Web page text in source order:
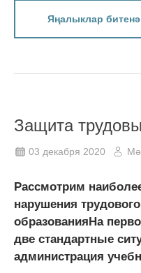
Яңалыклар битенә
Защита
03 декабря 2020
Рассмотрим
нарушения
образованияНа
две стандартные
администрация